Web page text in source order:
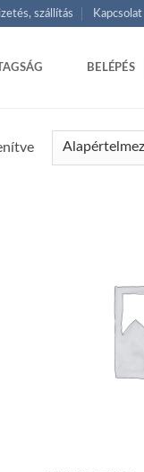
szállítás Kapcsolat
BELÉPÉS